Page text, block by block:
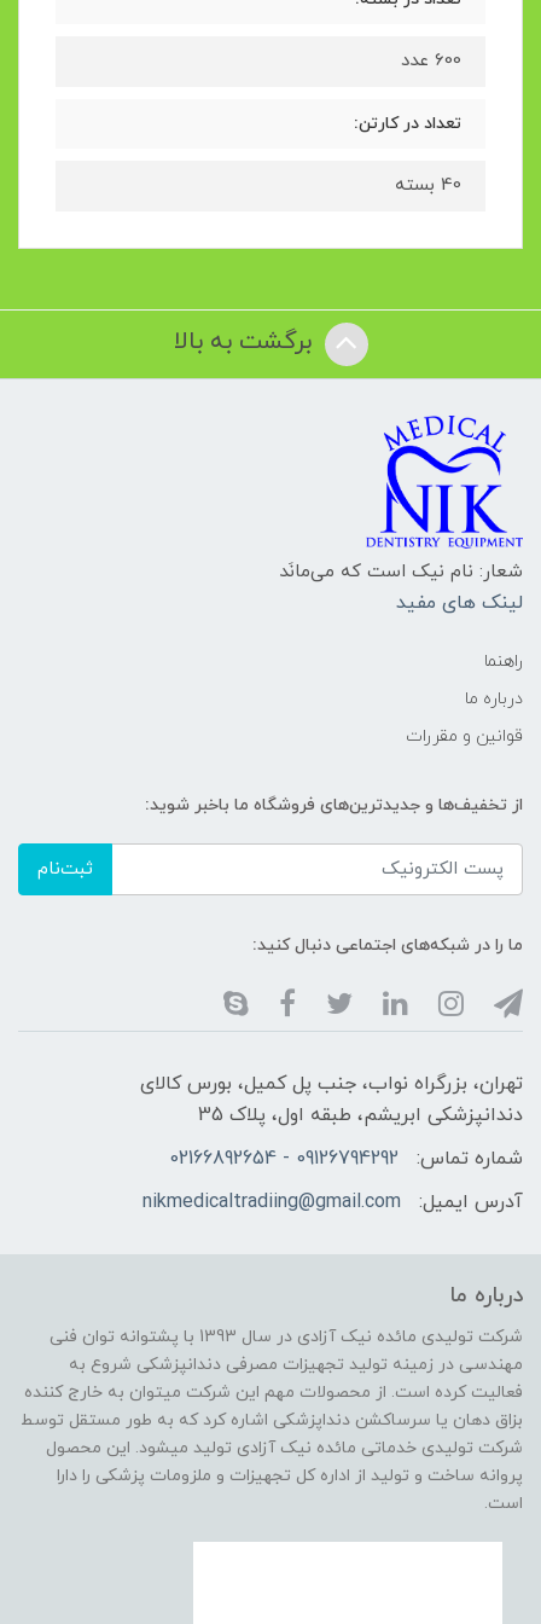
600 عدد
تعداد در کارتن:
40 بسته
برگشت به بالا
شعار: نام نیک است که می‌مانَد
لینک های مفید
راهنما
درباره ما
قوانین و مقررات
از تخفیف‌ها و جدیدترین‌های فروشگاه ما باخبر شوید:
ثبت‌نام
ما را در شبکه‌های اجتماعی دنبال کنید:
تهران، بزرگراه نواب، جنب پل کمیل، بورس کالای
دندانپزشکی ابریشم، طبقه اول، پلاک 35
شماره تماس:
09126794292 - 02166892654
آدرس ایمیل:
nikmedicaltradiing@gmail.com
درباره ما
شرکت تولیدی مائده نیک آزادی در سال 1393 با پشتوانه توان فنی
مهندسی در زمینه تولید تجهیزات مصرفی دندانپزشکی شروع به
فعالیت کرده است. از محصولات مهم این شرکت میتوان به خارج کننده
بزاق دهان یا سرساکشن دنداپزشکی اشاره کرد که به طور مستقل توسط
شرکت تولیدی خدماتی مائده نیک آزادی تولید میشود. این محصول
پروانه ساخت و تولید از اداره کل تجهیزات و ملزومات پزشکی را دارا
است.